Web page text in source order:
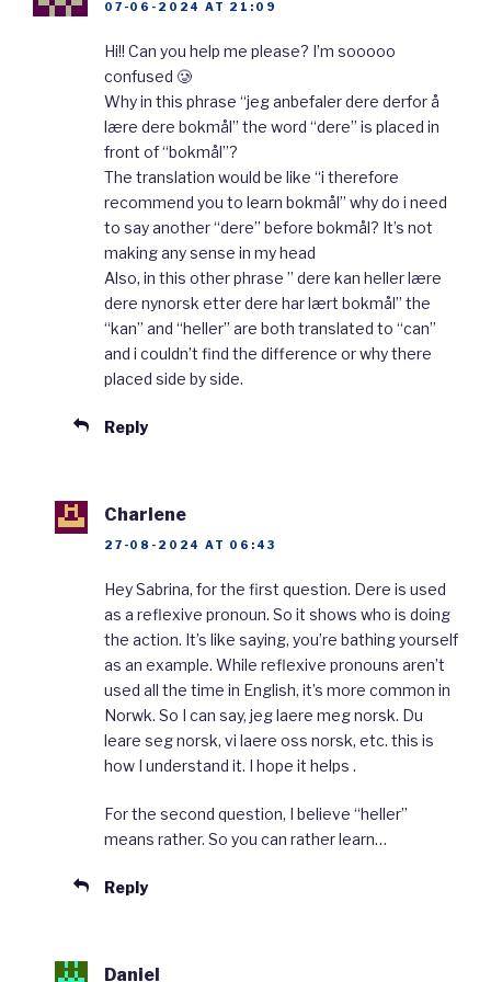
Mitt hovedmål er nynorsk, men jeg har
skrevet dette på bokmål. Jeg snakker bokmål
nå siden jeg tror det er viktigst at dere lærer
dere bokmål først. Bokmål er vanligere enn
nynorsk. Men jeg har nynorsk som hovedmål.
På skolen skreiv jeg mest på nynorsk. I dag er
jeg like god til å skrive både nynorsk og
bokmål. Jeg kan bokmål like godt som nynorsk
siden det er så mye i Norge som er skrevet på
bokmål. Mange aviser og bøker er skrevet på
bokmål.
nynorsk er vanskelig. Nynorsk er
enn bokmål. Det gjør at folk som har bokmål
som hovedmål ofte lærer seg dårligere
nynorsk enn bokmål. De skriver ikke like bra på
nynorsk som på bokmål. Kanskje var jeg
som lærte meg nynorsk fra jeg var
Bokmål and Nynorsk – The
Norwegian, Bokmål and Nynorsk. Bokmål is by
07-06-2024 AT 21:09
Hi!! Can you help me please? I’m sooooo
confused 🥲
Why in this phrase “jeg anbefaler dere derfor å
lære dere bokmål” the word “dere” is placed in
front of “bokmål”?
The translation would be like “i therefore
recommend you to learn bokmål” why do i need
to say another “dere” before bokmål? It’s not
making any sense in my head
Also, in this other phrase ” dere kan heller lære
dere nynorsk etter dere har lært bokmål” the
“kan” and “heller” are both translated to “can”
and i couldn’t find the difference or why there
placed side by side.
Reply
Charlene
27-08-2024 AT 06:43
Hey Sabrina, for the first question. Dere is used
as a reflexive pronoun. So it shows who is doing
the action. It’s like saying, you’re bathing yourself
as an example. While reflexive pronouns aren’t
used all the time in English, it’s more common in
Norwk. So I can say, jeg laere meg norsk. Du
leare seg norsk, vi laere oss norsk, etc. this is
how I understand it. I hope it helps .
For the second question, I believe “heller”
means rather. So you can rather learn…
Reply
Daniel